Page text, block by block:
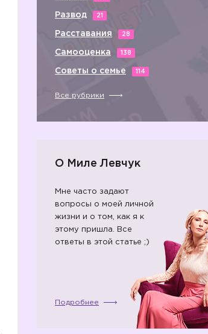
Развод 21
Расставания 28
Самооценка 138
Советы о семье 114
Все рубрики
О Миле Левчук
Мне часто задают
вопросы о моей личной
жизни и о том, как я к
этому пришла. Все
ответы в этой статье ;)
Подробнее